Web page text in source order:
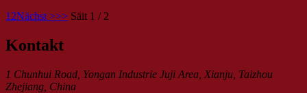
1 2Nächst >>> Säit 1 / 2
Kontakt
1 Chunhui Road, Yongan Industrie Juji Area, Xianju, Taizhou
Zhejiang, China